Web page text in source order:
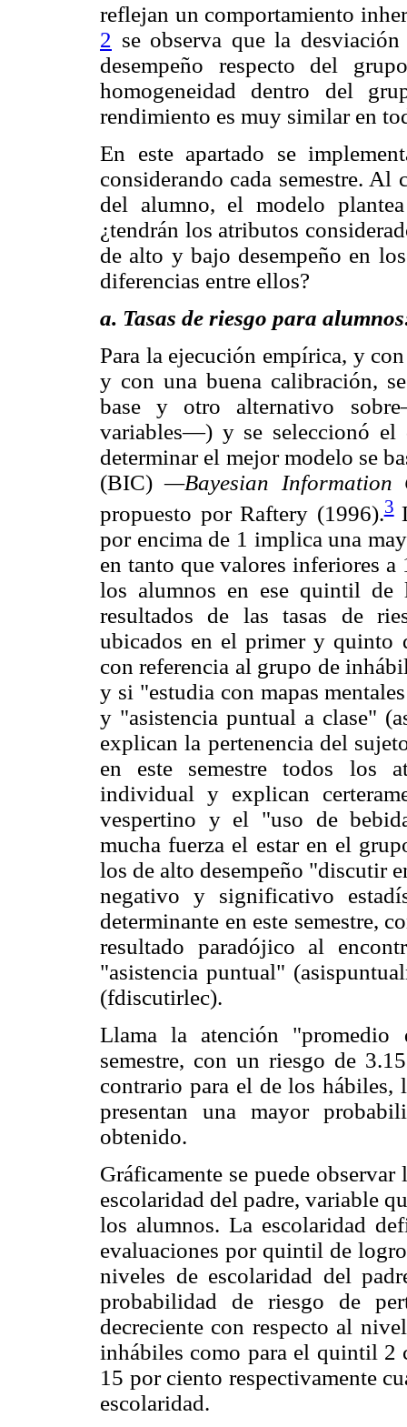
reflejan un comportamiento
2 se observa que la
desempeño respecto del
homogeneidad dentro del
rendimiento es muy similar en
En este apartado se
considerando cada semestre.
del alumno, el modelo
¿tendrán los atributos
de alto y bajo desempeño en
diferencias entre ellos?
a. Tasas de riesgo para
Para la ejecución empírica, y
y con una buena calibración,
base y otro alternativo
variables—) y se seleccionó el
determinar el mejor modelo se
(BIC)—Bayesian
propuesto por Raftery (1996).3
por encima de 1 implica una
en tanto que valores inferiores
los alumnos en ese quintil
resultados de las tasas de
ubicados en el primer y quinto
con referencia al grupo de
y si "estudia con mapas
y "asistencia puntual a clase"
explican la pertenencia del
en este semestre todos los
individual y explican
vespertino y el "uso de
mucha fuerza el estar en el
los de alto desempeño "discutir
negativo y significativo
determinante en este semestre,
resultado paradójico al
"asistencia puntual"
(fdiscutirlec).
Llama la atención "promedio
semestre, con un riesgo de
contrario para el de los hábiles,
presentan una mayor
obtenido.
Gráficamente se puede
escolaridad del padre, variable
los alumnos. La escolaridad
evaluaciones por quintil de
niveles de escolaridad del
probabilidad de riesgo de
decreciente con respecto al
inhábiles como para el quintil 2
15 por ciento respectivamente
escolaridad.